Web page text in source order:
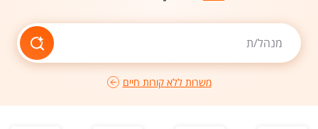
מנהל/ת מוצ
משרות ללא קורות חיים